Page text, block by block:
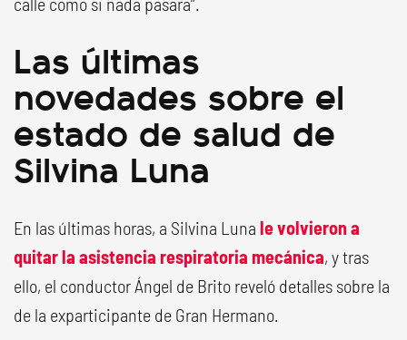
Las últimas
novedades sobre el
estado de salud de
Silvina Luna
En las últimas horas, a Silvina Luna le volvieron a
quitar la asistencia respiratoria mecánica, y tras
ello, el conductor Ángel de Brito reveló detalles sobre la
de la exparticipante de Gran Hermano.